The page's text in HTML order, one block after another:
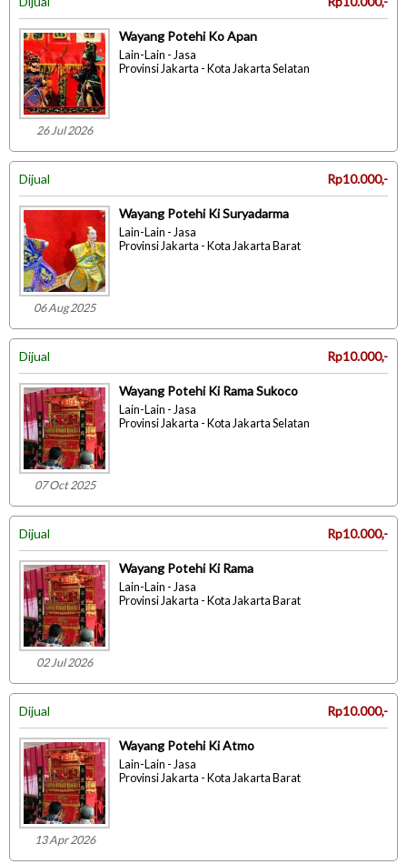
26 Jul 2026
Wayang Potehi Ko Apan
Lain-Lain - Jasa
Provinsi Jakarta - Kota Jakarta Selatan
Dijual Rp10.000,-
06 Aug 2025
Wayang Potehi Ki Suryadarma
Lain-Lain - Jasa
Provinsi Jakarta - Kota Jakarta Barat
Dijual Rp10.000,-
07 Oct 2025
Wayang Potehi Ki Rama Sukoco
Lain-Lain - Jasa
Provinsi Jakarta - Kota Jakarta Selatan
Dijual Rp10.000,-
02 Jul 2026
Wayang Potehi Ki Rama
Lain-Lain - Jasa
Provinsi Jakarta - Kota Jakarta Barat
Dijual Rp10.000,-
13 Apr 2026
Wayang Potehi Ki Atmo
Lain-Lain - Jasa
Provinsi Jakarta - Kota Jakarta Barat